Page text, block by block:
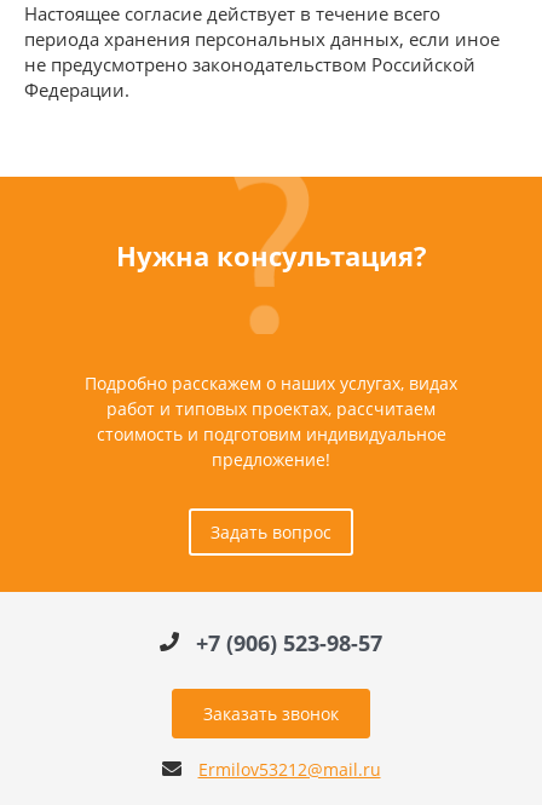
Настоящее согласие действует в течение всего
периода хранения персональных данных, если иное
не предусмотрено законодательством Российской
Федерации.
Нужна консультация?
Подробно расскажем о наших услугах, видах
работ и типовых проектах, рассчитаем
стоимость и подготовим индивидуальное
предложение!
Задать вопрос
+7 (906) 523-98-57
Заказать звонок
Ermilov53212@mail.ru